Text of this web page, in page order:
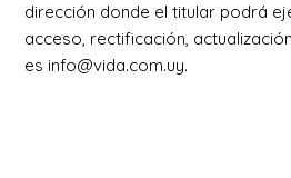
dirección donde el titular podrá
acceso, rectificación,
es info@vida.com.uy.